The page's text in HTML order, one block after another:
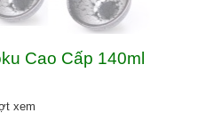
Cao Cấp 140ml
xem